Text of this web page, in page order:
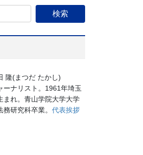
隆(まつだ たかし)
ーナリスト。1961年埼玉
まれ。青山学院大学大学
務研究科卒業。代表挨拶